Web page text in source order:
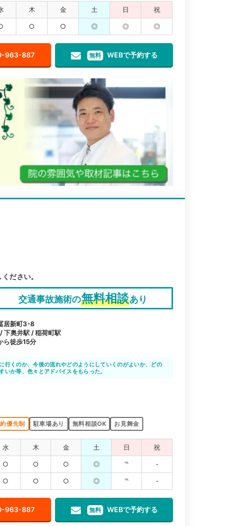
木 金 土 日 祝
○ ○ ◎ ◎ ◎
963-887 無料 WEBで予約する
ださい。
交通事故施術の無料相談あり
居新町3-8
下奥井駅 / 稲荷町駅
ら徒歩15分
行くのか、今後の流れやどのようにしていくのがよいか、どの
いか等、色々とアドバイスをもらった。
優先制 駐車場あり 無料相談OK お見舞金
水 木 金 土 日 祝
○ ○ ○ ◎ ℡ -
○ ○ ○ ◎ ℡ -
963-887 無料 WEBで予約する